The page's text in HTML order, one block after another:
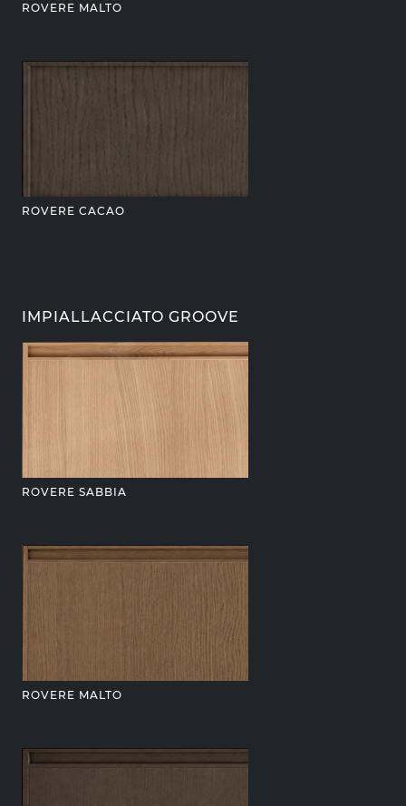
ROVERE MALTO
ROVERE CACAO
IMPIALLACCIATO GROOVE
ROVERE SABBIA
ROVERE MALTO